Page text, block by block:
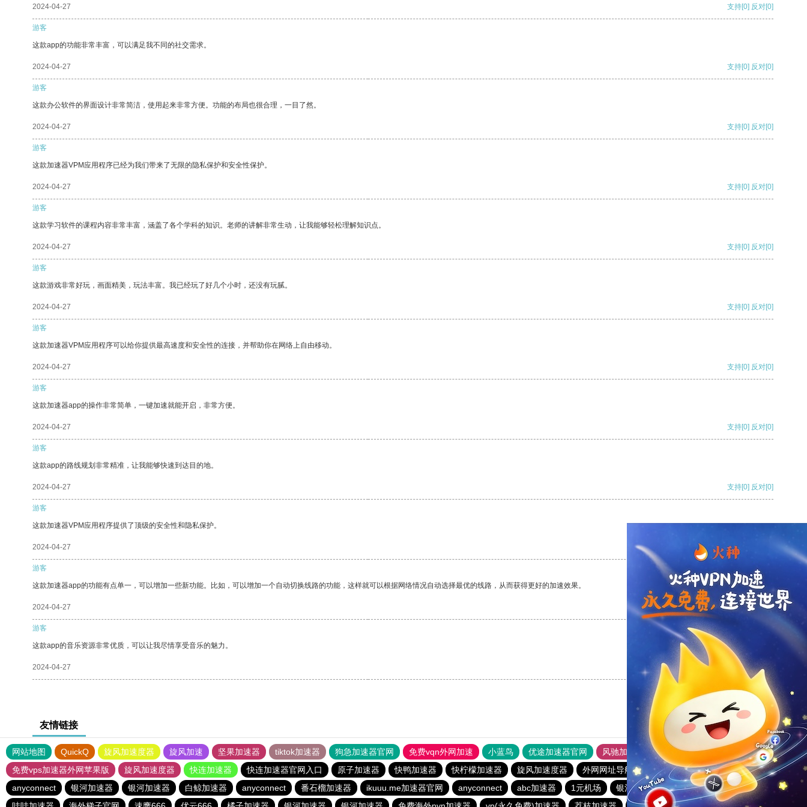
2024-04-27 支持[0] 反对[0]
游客
这款app的功能非常丰富，可以满足我不同的社交需求。
2024-04-27 支持[0] 反对[0]
游客
这款办公软件的界面设计非常简洁，使用起来非常方便。功能的布局也很合理，一目了然。
2024-04-27 支持[0] 反对[0]
游客
这款加速器VPM应用程序已经为我们带来了无限的隐私保护和安全性保护。
2024-04-27 支持[0] 反对[0]
游客
这款学习软件的课程内容非常丰富，涵盖了各个学科的知识。老师的讲解非常生动，让我能够轻松理解知识点。
2024-04-27 支持[0] 反对[0]
游客
这款游戏非常好玩，画面精美，玩法丰富。我已经玩了好几个小时，还没有玩腻。
2024-04-27 支持[0] 反对[0]
游客
这款加速器VPM应用程序可以给你提供最高速度和安全性的连接，并帮助你在网络上自由移动。
2024-04-27 支持[0] 反对[0]
游客
这款加速器app的操作非常简单，一键加速就能开启，非常方便。
2024-04-27 支持[0] 反对[0]
游客
这款app的路线规划非常精准，让我能够快速到达目的地。
2024-04-27 支持[0] 反对[0]
游客
这款加速器VPM应用程序提供了顶级的安全性和隐私保护。
2024-04-27 支持
游客
这款加速器app的功能有点单一，可以增加一些新功能。比如，可以增加一个自动切换线路的功能，这样就可以根据网络情况自动选择最优的线路，从而获得更好的加速效果。
2024-04-27 支持[0] 反对[0]
游客
这款app的音乐资源非常优质，可以让我尽情享受音乐的魅力。
2024-04-27 支持[0] 反对[0]
友情链接
网站地图 QuickQ 旋风加速度器 旋风加速 坚果加速器 tiktok加速器 狗急加速器官网 免费vqn外网加速 小蓝鸟 优途加速器官网 风驰加速器
旋风加速器
免费vps加速器外网苹果版
旋风加速度器 快连加速器 快连加速器官网入口 原子加速器 快鸭加速器 快柠檬加速器 旋风加速度器 外网网址导航 软件中心 纵云梯加速器
1元机场
anyconnect
银河加速器 银河加速器 白鲸加速器 anyconnect 番石榴加速器 ikuuu.me加速器官网 anyconnect abc加速器 1元机场 银河加速器 银河加速器
hammer加速器